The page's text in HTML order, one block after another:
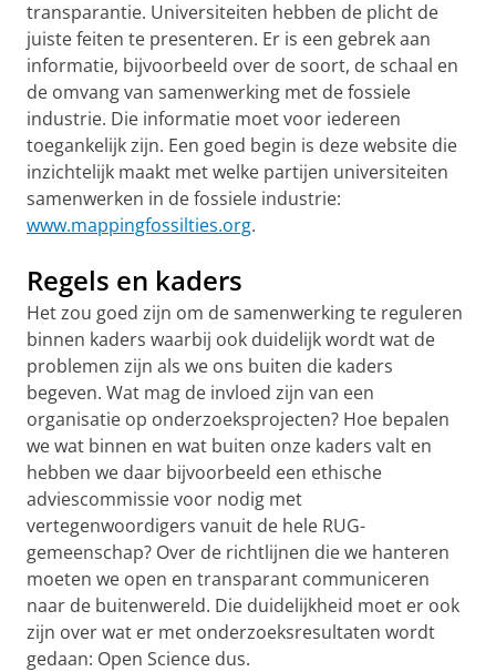
transparantie. Universiteiten hebben de plicht de
juiste feiten te presenteren. Er is een gebrek aan
informatie, bijvoorbeeld over de soort, de schaal en
de omvang van samenwerking met de fossiele
industrie. Die informatie moet voor iedereen
toegankelijk zijn. Een goed begin is deze website die
inzichtelijk maakt met welke partijen universiteiten
samenwerken in de fossiele industrie:
www.mappingfossilties.org.
Regels en kaders
Het zou goed zijn om de samenwerking te reguleren
binnen kaders waarbij ook duidelijk wordt wat de
problemen zijn als we ons buiten die kaders
begeven. Wat mag de invloed zijn van een
organisatie op onderzoeksprojecten? Hoe bepalen
we wat binnen en wat buiten onze kaders valt en
hebben we daar bijvoorbeeld een ethische
adviescommissie voor nodig met
vertegenwoordigers vanuit de hele RUG-
gemeenschap? Over de richtlijnen die we hanteren
moeten we open en transparant communiceren
naar de buitenwereld. Die duidelijkheid moet er ook
zijn over wat er met onderzoeksresultaten wordt
gedaan: Open Science dus.